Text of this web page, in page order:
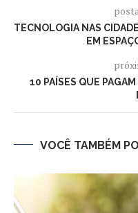
TECNOLOGIA NAS
EM
10 PAÍSES QUE
VOCÊ TAMBÉM